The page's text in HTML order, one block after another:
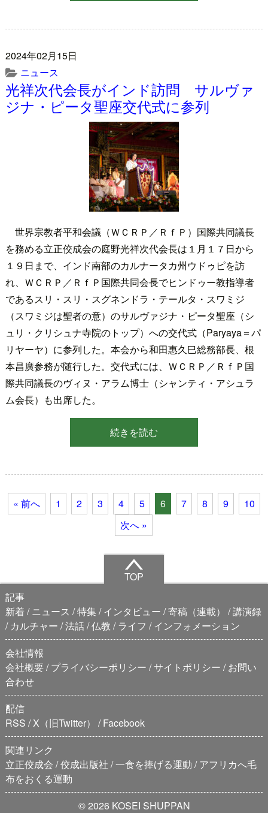
2024年02月15日
ニュース
光祥次代会長がインド訪問 サルヴァ
ジナ・ピータ聖座交代式に参列
世界宗教者平和会議（ＷＣＲＰ／ＲｆＰ）国際共同議長
を務める立正佼成会の庭野光祥次代会長は１月１７日から
１９日まで、インド南部のカルナータカ州ウドゥピを訪
れ、ＷＣＲＰ／ＲｆＰ国際共同会長でヒンドゥー教指導者
であるスリ・スリ・スグネンドラ・テールタ・スワミジ
（スワミジは聖者の意）のサルヴァジナ・ピータ聖座（シ
ュリ・クリシュナ寺院のトップ）への交代式（Paryaya＝パ
リヤーヤ）に参列した。本会から和田惠久巳総務部長、根
本昌廣参務が随行した。交代式には、ＷＣＲＰ／ＲｆＰ国
際共同議長のヴィヌ・アラム博士（シャンティ・アシュラ
ム会長）も出席した。
続きを読む
« 前へ 1 2 3 4 5 6 7 8 9
10
次へ »
TOP
記事
新着
ニュース 特集 インタビュー 寄稿（連載）
講演録
カルチャー 法話 仏教 ライフ
インフォメーション
会社情報
会社概要 プライバシーポリシー サイトポリシー
お問い
合わせ
配信
RSS X（旧Twitter）
Facebook
関連リンク
立正佼成会 佼成出版社 一食を捧げる運動
アフリカへ毛
布をおくる運動
© 2026 KOSEI SHUPPAN